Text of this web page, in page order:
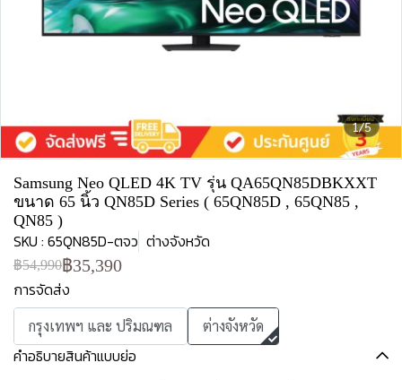
1/5
Samsung Neo QLED 4K TV รุ่น QA65QN85DBKXXT
ขนาด 65 นิ้ว QN85D Series ( 65QN85D , 65QN85 ,
QN85 )
SKU : 65QN85D-ตจว ต่างจังหวัด
฿54,990฿35,390
การจัดส่ง
กรุงเทพฯ และ ปริมณฑล ต่างจังหวัด
คำอธิบายสินค้าแบบย่อ